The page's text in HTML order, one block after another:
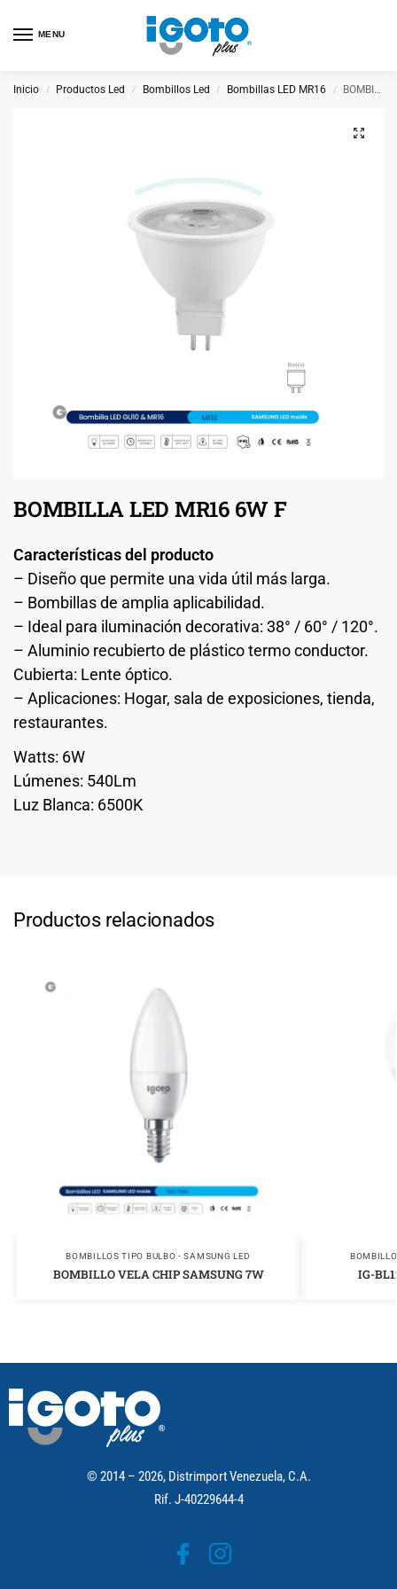
MENU
Inicio / Productos Led / Bombillos Led / Bombillas LED MR16 / BOMBILLA LED MR16 6W F
BOMBILLA LED MR16 6W F
Características del producto
– Diseño que permite una vida útil más larga.
– Bombillas de amplia aplicabilidad.
– Ideal para iluminación decorativa: 38° / 60° / 120°.
– Aluminio recubierto de plástico termo conductor.
Cubierta: Lente óptico.
– Aplicaciones: Hogar, sala de exposiciones, tienda,
restaurantes.
Watts: 6W
Lúmenes: 540Lm
Luz Blanca: 6500K
Productos relacionados
BOMBILLOS TIPO BULBO - SAMSUNG LED
BOMBILLO VELA CHIP SAMSUNG 7W IG-
© 2014 – 2026, Distrimport Venezuela, C.A.
Rif. J-40229644-4